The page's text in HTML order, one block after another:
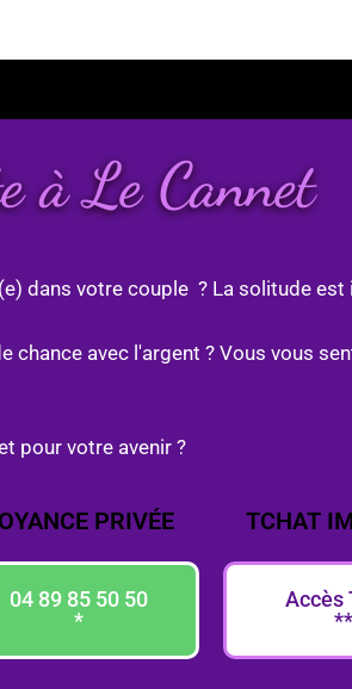
à Le Cannet
dans votre couple ? La solitude est
chance avec l'argent ? Vous vous
pour votre avenir ?
PRIVÉE
04 89 85 50 50
*
TCHAT
Accès
**